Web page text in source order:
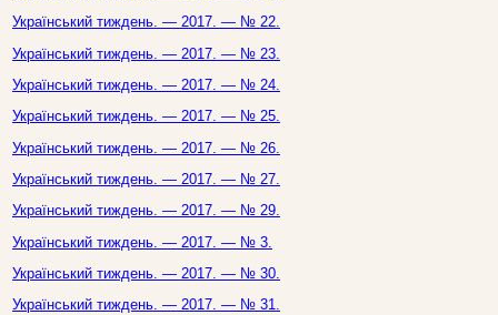
Український тиждень. — 2017. — № 22.
Український тиждень. — 2017. — № 23.
Український тиждень. — 2017. — № 24.
Український тиждень. — 2017. — № 25.
Український тиждень. — 2017. — № 26.
Український тиждень. — 2017. — № 27.
Український тиждень. — 2017. — № 29.
Український тиждень. — 2017. — № 3.
Український тиждень. — 2017. — № 30.
Український тиждень. — 2017. — № 31.